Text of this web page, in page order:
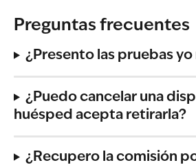
Preguntas frecuentes
¿Presento las pruebas yo
¿Puedo cancelar una
huésped acepta retirarla?
¿Recupero la comisión